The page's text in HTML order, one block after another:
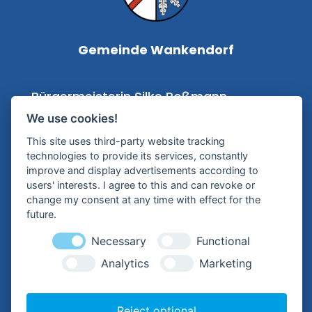
Gemeinde Wankendorf
Bürgermeisterin Silke Roßmann
Kampstraße 1
24601 Wankendorf
Tel.:+49 (0) 4326 – 99 79-0
Mail:
Hilfreiche Links
We use cookies!
This site uses third-party website tracking
technologies to provide its services, constantly
improve and display advertisements according to
users' interests. I agree to this and can revoke or
change my consent at any time with effect for the
future.
Necessary
Functional
Analytics
Marketing